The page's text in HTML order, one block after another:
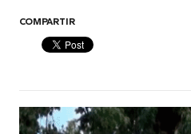
COMPARTIR